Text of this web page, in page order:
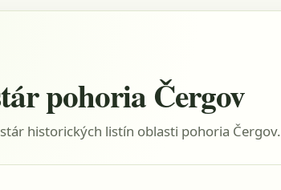
pohoria Čergov
historických listín oblasti pohoria Čergov.